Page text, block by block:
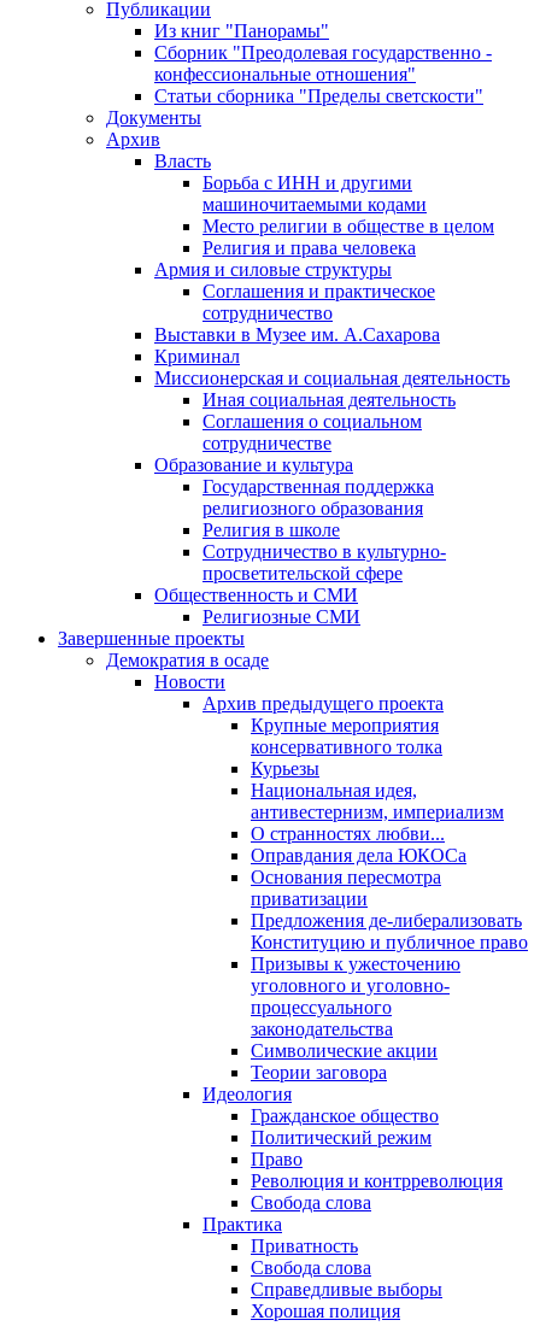
Публикации
Из книг "Панорамы"
Сборник "Преодолевая государственно -
конфессиональные отношения"
Статьи сборника "Пределы светскости"
Документы
Архив
Власть
Борьба с ИНН и другими
машиночитаемыми кодами
Место религии в обществе в целом
Религия и права человека
Армия и силовые структуры
Соглашения и практическое
сотрудничество
Выставки в Музее им. А.Сахарова
Криминал
Миссионерская и социальная деятельность
Иная социальная деятельность
Соглашения о социальном
сотрудничестве
Образование и культура
Государственная поддержка
религиозного образования
Религия в школе
Сотрудничество в культурно-
просветительской сфере
Общественность и СМИ
Религиозные СМИ
Завершенные проекты
Демократия в осаде
Новости
Архив предыдущего проекта
Крупные мероприятия
консервативного толка
Курьезы
Национальная идея,
антивестернизм, империализм
О странностях любви...
Оправдания дела ЮКОСа
Основания пересмотра
приватизации
Предложения де-либерализовать
Конституцию и публичное право
Призывы к ужесточению
уголовного и уголовно-
процессуального
законодательства
Символические акции
Теории заговора
Идеология
Гражданское общество
Политический режим
Право
Революция и контрреволюция
Свобода слова
Практика
Приватность
Свобода слова
Справедливые выборы
Хорошая полиция